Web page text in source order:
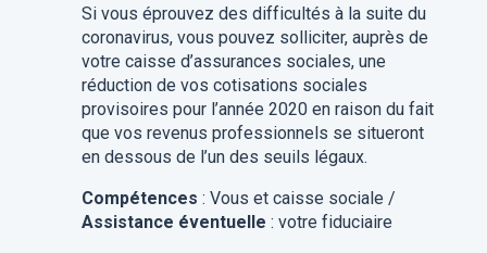
Si vous éprouvez des difficultés à la suite du
coronavirus, vous pouvez solliciter, auprès de
votre caisse d’assurances sociales, une
réduction de vos cotisations sociales
provisoires pour l’année 2020 en raison du fait
que vos revenus professionnels se situeront
en dessous de l’un des seuils légaux.
Compétences : Vous et caisse sociale /
Assistance éventuelle : votre fiduciaire